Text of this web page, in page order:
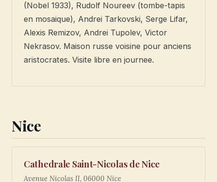
(Nobel 1933), Rudolf Noureev (tombe-tapis
en mosaique), Andrei Tarkovski, Serge Lifar,
Alexis Remizov, Andrei Tupolev, Victor
Nekrasov. Maison russe voisine pour anciens
aristocrates. Visite libre en journee.
Nice
Cathedrale Saint-Nicolas de Nice
Avenue Nicolas II, 06000 Nice